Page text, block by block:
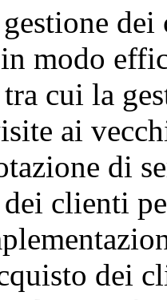
modo
cui la
ai
di
clienti
dei